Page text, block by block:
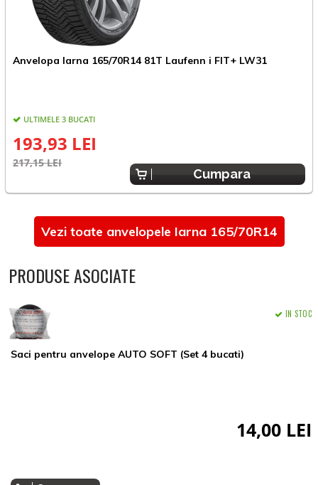
Anvelopa Iarna 165/70R14 81T Laufenn i FIT+ LW31
ULTIMELE 3 BUCATI
193,93 LEI
217,15 LEI
Cumpara
Vezi toate anvelopele Iarna 165/70R14
PRODUSE ASOCIATE
Saci pentru anvelope AUTO SOFT (Set 4 bucati)
IN STOC
14,00 LEI